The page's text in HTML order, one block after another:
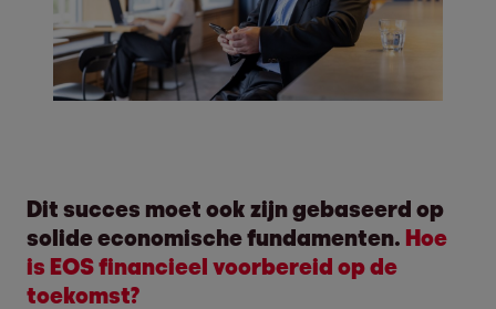
Dit succes moet ook zijn gebaseerd op
solide economische fundamenten. Hoe
is EOS financieel voorbereid op de
toekomst?